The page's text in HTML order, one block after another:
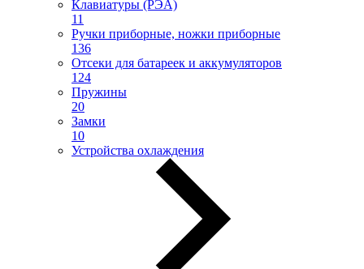
Клавиатуры (РЭА)
11
Ручки приборные, ножки приборные
136
Отсеки для батареек и аккумуляторов
124
Пружины
20
Замки
10
Устройства охлаждения